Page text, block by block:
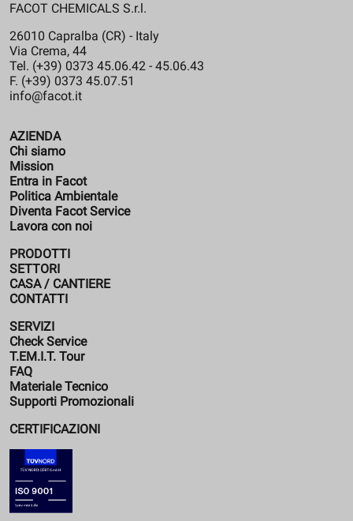
FACOT CHEMICALS S.r.l.
26010 Capralba (CR) - Italy
Via Crema, 44
Tel. (+39) 0373 45.06.42 - 45.06.43
F. (+39) 0373 45.07.51
info@facot.it
AZIENDA
Chi siamo
Mission
Entra in Facot
Politica Ambientale
Diventa Facot Service
Lavora con noi
PRODOTTI
SETTORI
CASA / CANTIERE
CONTATTI
SERVIZI
Check Service
T.EM.I.T. Tour
FAQ
Materiale Tecnico
Supporti Promozionali
CERTIFICAZIONI